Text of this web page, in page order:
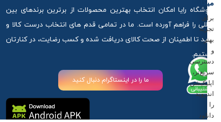
فروشگاه رایا امکان انتخاب بهترین محصولات از برترین برندهای بین
المللی را فراهم آورده است. ما در تمامی قدم های انتخاب درست کالا و
خرید تا اطمینان از صحت کالای دریافت شده و کسب رضایت، در کنارتان
هستیم.
ما را در اینستاگرام دنبال کنید
میکاپ
برای
تجربه
بهتر
و
دسترسی
سریع‌تر،
اپلیکیشن
اندروید
را
دانلود